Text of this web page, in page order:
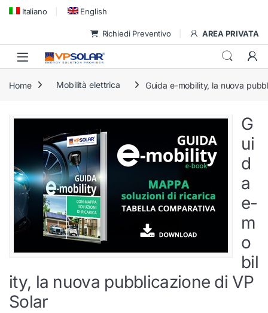
Skip to navigation
Skip to content
Italiano English
Richiedi Preventivo AREA PRIVATA
Home Mobilità elettrica Guida e-mobility, la nuova
G
ui
d
a
e-
m
o
bil
ity, la nuova pubblicazione di VP
Solar